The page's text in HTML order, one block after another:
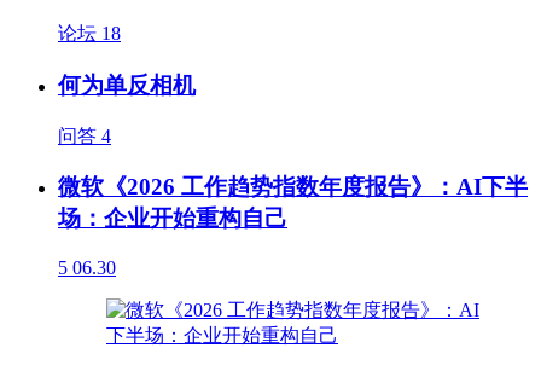
论坛 18
何为单反相机
问答 4
微软《2026 工作趋势指数年度报告》：AI下半
场：企业开始重构自己
5 06.30